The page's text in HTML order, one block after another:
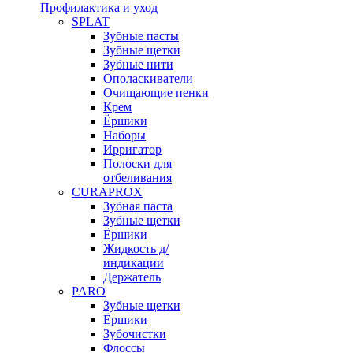
Профилактика и уход
SPLAT
Зубные пасты
Зубные щетки
Зубные нити
Ополаскиватели
Очищающие пенки
Крем
Ёршики
Наборы
Ирригатор
Полоски для
отбеливания
CURAPROX
Зубная паста
Зубные щетки
Ёршики
Жидкость д/
индикации
Держатель
PARO
Зубные щетки
Ёршики
Зубочистки
Флоссы